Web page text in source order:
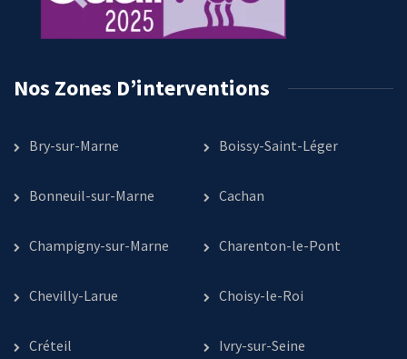
Nos Zones D’interventions
Bry-sur-Marne Boissy-Saint-Léger
Bonneuil-sur-Marne Cachan
Champigny-sur-Marne Charenton-le-Pont
Chevilly-Larue Choisy-le-Roi
Créteil Ivry-sur-Seine